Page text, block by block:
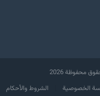
محفوظة
الخصوصية
الشروط والأحكام